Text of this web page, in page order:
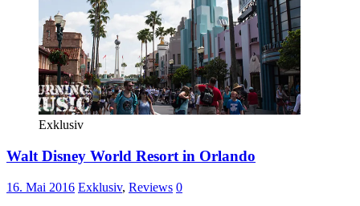
Exklusiv
Walt Disney World Resort in Orlando
16. Mai 2016 Exklusiv, Reviews 0